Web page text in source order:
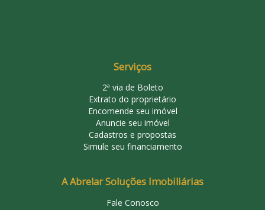
Serviços
2ª via de Boleto
Extrato do proprietário
Encomende seu imóvel
Anuncie seu imóvel
Cadastros e propostas
Simule seu financiamento
A Abrelar Soluções Imobiliárias
Fale Conosco